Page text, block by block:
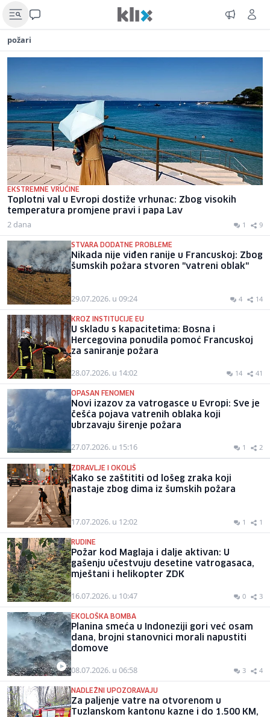
požari
EKSTREMNE VRUĆINE
Toplotni val u Evropi dostiže vrhunac: Zbog visokih
temperatura promjene pravi i papa Lav
2 dana 1 9
STVARA DODATNE PROBLEME
Nikada nije viđen ranije u Francuskoj: Zbog
šumskih požara stvoren "vatreni oblak"
29.07.2026. u 09:24 4 14
KROZ INSTITUCIJE EU
U skladu s kapacitetima: Bosna i
Hercegovina ponudila pomoć Francuskoj
za saniranje požara
28.07.2026. u 14:02 14 41
OPASAN FENOMEN
Novi izazov za vatrogasce u Evropi: Sve je
češća pojava vatrenih oblaka koji
ubrzavaju širenje požara
27.07.2026. u 15:16 1 2
ZDRAVLJE I OKOLIŠ
Kako se zaštititi od lošeg zraka koji
nastaje zbog dima iz šumskih požara
17.07.2026. u 12:02 1 1
RUDINE
Požar kod Maglaja i dalje aktivan: U
gašenju učestvuju desetine vatrogasaca,
mještani i helikopter ZDK
16.07.2026. u 10:47 0 3
EKOLOŠKA BOMBA
Planina smeća u Indoneziji gori već osam
dana, brojni stanovnici morali napustiti
domove
08.07.2026. u 06:58 3 4
NADLEŽNI UPOZORAVAJU
Za paljenje vatre na otvorenom u
Tuzlanskom kantonu kazne i do 1.500 KM,